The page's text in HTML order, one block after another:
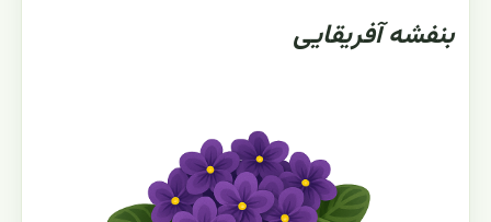
بنفشه آفریقایی